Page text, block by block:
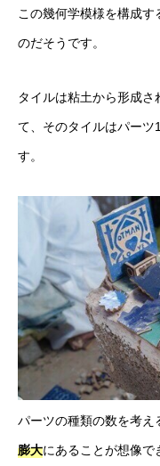
この幾何学模様を構成す
のだそうです。
タイルは粘土から形成
て、そのタイルはパーツ
す。
パーツの種類の数を考え
膨大にあることが想像で